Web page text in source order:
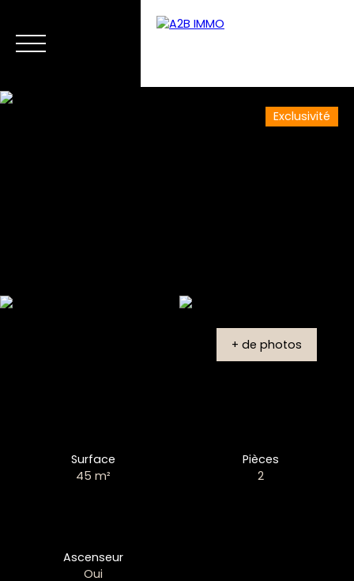
Exclusivité
+ de photos
Surface
45m²
Pièces
2
Ascenseur
Oui